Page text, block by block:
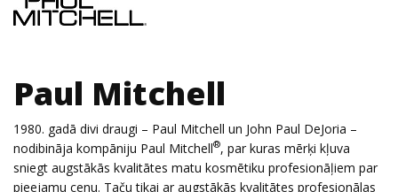
Paul Mitchell
1980. gadā divi draugi – Paul Mitchell un John Paul DeJoria –
nodibināja kompāniju Paul Mitchell®, par kuras mērķi kļuva
sniegt augstākās kvalitātes matu kosmētiku profesionāļiem par
pieejamu cenu. Taču tikai ar augstākās kvalitātes profesionālas